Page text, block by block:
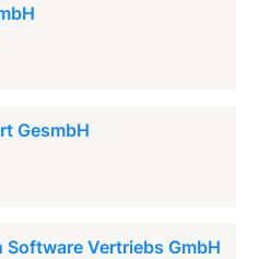
GesmbH
Software Vertriebs GmbH